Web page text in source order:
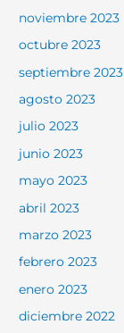
noviembre 2023
octubre 2023
septiembre 2023
agosto 2023
julio 2023
junio 2023
mayo 2023
abril 2023
marzo 2023
febrero 2023
enero 2023
diciembre 2022